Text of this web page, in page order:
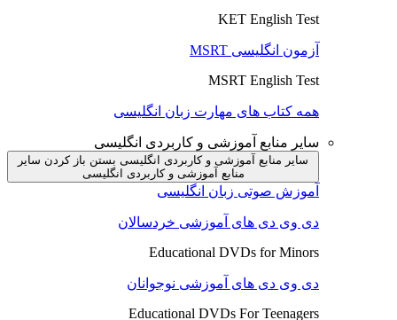
KET English Test
آزمون انگلیسی MSRT
MSRT English Test
همه کتاب های مهارت زبان انگلیسی
سایر منابع آموزشی و کاربردی انگلیسی
سایر منابع آموزشی و کاربردی انگلیسی بستن باز کردن سایر
منابع آموزشی و کاربردی انگلیسی
آموزش صوتی زبان انگلیسی
دی وی دی های آموزشی خردسالان
Educational DVDs for Minors
دی وی دی های آموزشی نوجوانان
Educational DVDs For Teenagers